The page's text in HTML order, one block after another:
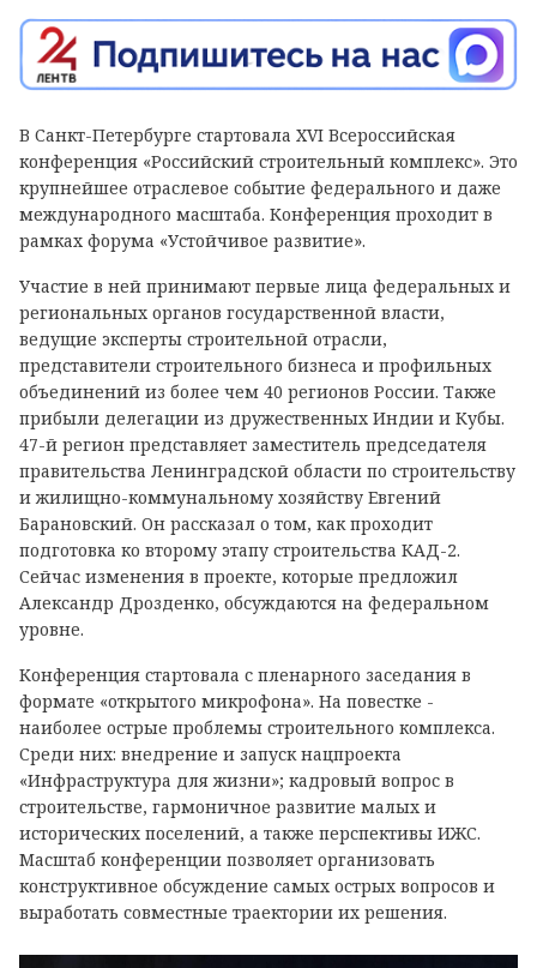
В Санкт-Петербурге стартовала XVI Всероссийская
конференция «Российский строительный комплекс». Это
крупнейшее отраслевое событие федерального и даже
международного масштаба. Конференция проходит в
рамках форума «Устойчивое развитие».
Участие в ней принимают первые лица федеральных и
региональных органов государственной власти,
ведущие эксперты строительной отрасли,
представители строительного бизнеса и профильных
объединений из более чем 40 регионов России. Также
прибыли делегации из дружественных Индии и Кубы.
47-й регион представляет заместитель председателя
правительства Ленинградской области по строительству
и жилищно-коммунальному хозяйству Евгений
Барановский. Он рассказал о том, как проходит
подготовка ко второму этапу строительства КАД-2.
Сейчас изменения в проекте, которые предложил
Александр Дрозденко, обсуждаются на федеральном
уровне.
Конференция стартовала с пленарного заседания в
формате «открытого микрофона». На повестке -
наиболее острые проблемы строительного комплекса.
Среди них: внедрение и запуск нацпроекта
«Инфраструктура для жизни»; кадровый вопрос в
строительстве, гармоничное развитие малых и
исторических поселений, а также перспективы ИЖС.
Масштаб конференции позволяет организовать
конструктивное обсуждение самых острых вопросов и
выработать совместные траектории их решения.